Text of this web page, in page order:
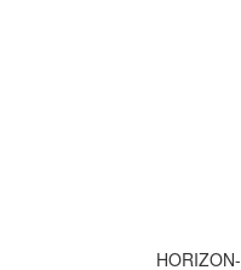
HORIZON-